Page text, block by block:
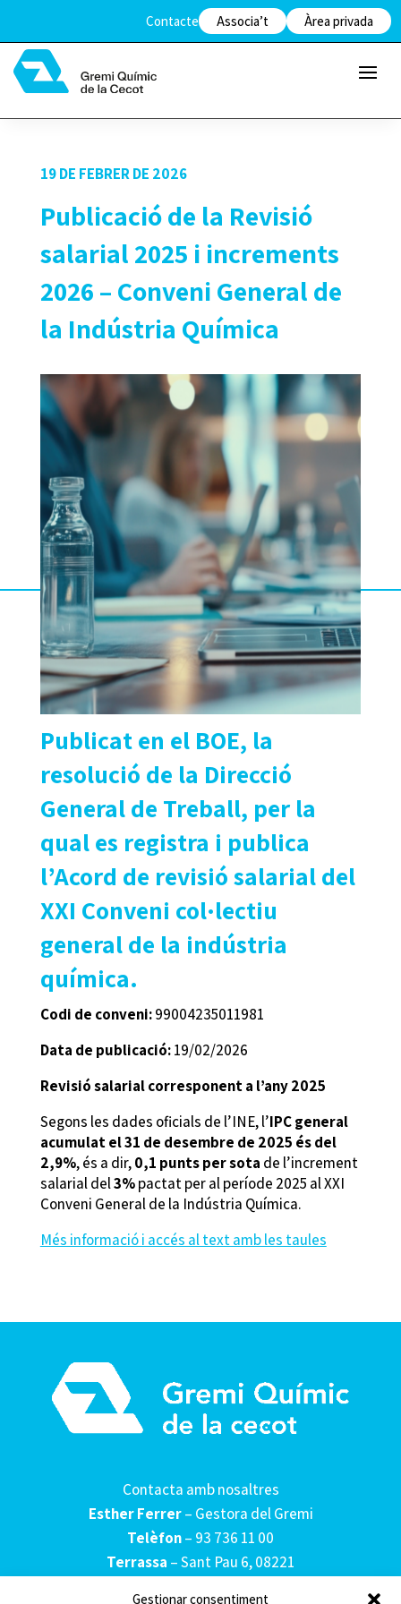
Gestionar consentiment
Contacte Associa’t Àrea privada
19 DE FEBRER DE 2026
Publicació de la Revisió
salarial 2025 i increments
2026 – Conveni General de
la Indústria Química
Publicat en el BOE, la
resolució de la Direcció
General de Treball, per la
qual es registra i publica
l’Acord de revisió salarial del
XXI Conveni col·lectiu
general de la indústria
química.
Codi de conveni:99004235011981
Data de publicació:19/02/2026
Revisió salarial corresponent a l’any 2025
Segons les dades oficials de l’INE, l’IPC general
acumulat el 31 de desembre de 2025 és del
2,9%, és a dir,0,1 punts per sota de l’increment
salarial del3%pactat per al període 2025 al XXI
Conveni General de la Indústria Química.
Més informació i accés al text amb les taules
Contacta amb nosaltres
Esther Ferrer– Gestora del Gremi
Telèfon– 93 736 11 00
Terrassa – Sant Pau 6, 08221